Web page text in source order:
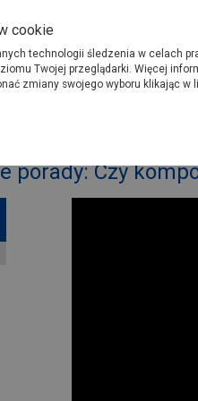
Produkty
PSB
porady: Czy
cookie
technologii śledzenia w celach
Twojej przeglądarki. Więcej
zmiany swojego wyboru klikając w